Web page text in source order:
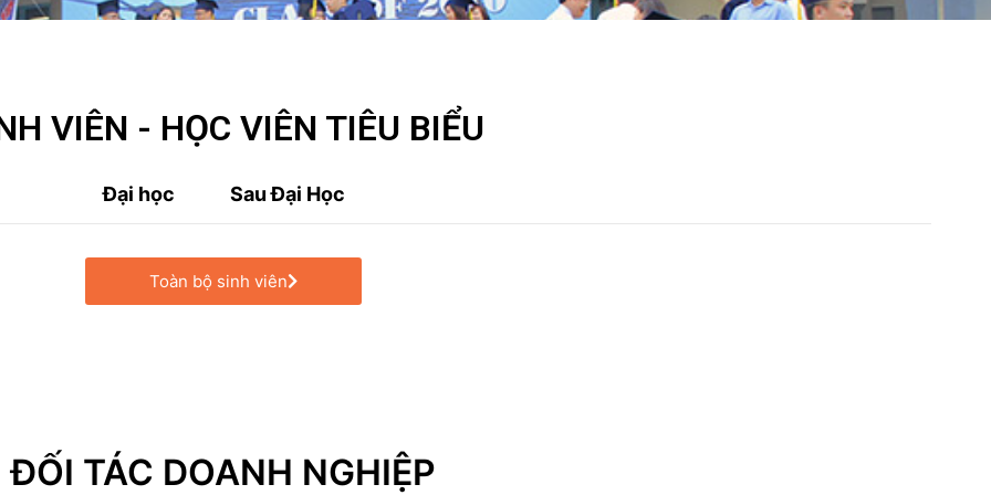
VIÊN - HỌC VIÊN TIÊU BIỂU
Đại học Sau Đại Học
Toàn bộ sinh viên
ĐỐI TÁC DOANH NGHIỆP